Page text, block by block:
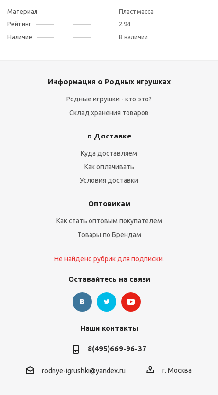
Материал
Пластмасса
Рейтинг
2.94
Наличие
В наличии
Информация о Родных игрушках
Родные игрушки - кто это?
Склад хранения товаров
о Доставке
Куда доставляем
Как оплачивать
Условия доставки
Оптовикам
Как стать оптовым покупателем
Товары по Брендам
Не найдено рубрик для подписки.
Оставайтесь на связи
Наши контакты
8(495)669-96-37
rodnye-igrushki@yandex.ru г. Москва